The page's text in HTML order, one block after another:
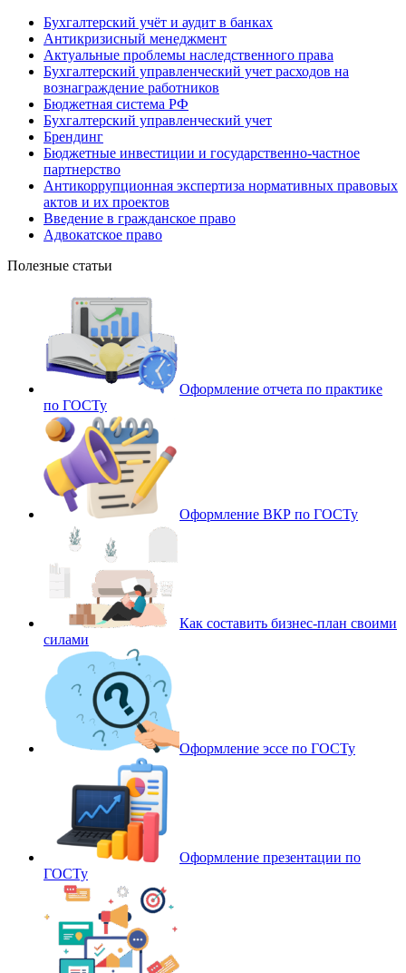
Бухгалтерский учёт и аудит в банках
Антикризисный менеджмент
Актуальные проблемы наследственного права
Бухгалтерский управленческий учет расходов на
вознаграждение работников
Бюджетная система РФ
Бухгалтерский управленческий учет
Брендинг
Бюджетные инвестиции и государственно-частное
партнерство
Антикоррупционная экспертиза нормативных правовых
актов и их проектов
Введение в гражданское право
Адвокатское право
Полезные статьи
Оформление отчета по практике
по ГОСТу
Оформление ВКР по ГОСТу
Как составить бизнес-план своими
силами
Оформление эссе по ГОСТу
Оформление презентации по
ГОСТу